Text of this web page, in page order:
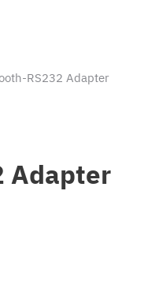
RS232 Adapter
Adapter